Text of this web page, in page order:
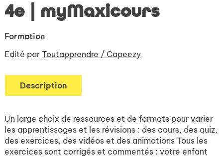
4e | myMaxicours
Formation
Edité par Toutapprendre / Capeezy
Description
Un large choix de ressources et de formats pour varier
les apprentissages et les révisions : des cours, des quiz,
des exercices, des vidéos et des animations Tous les
exercices sont corrigés et commentés : votre enfant